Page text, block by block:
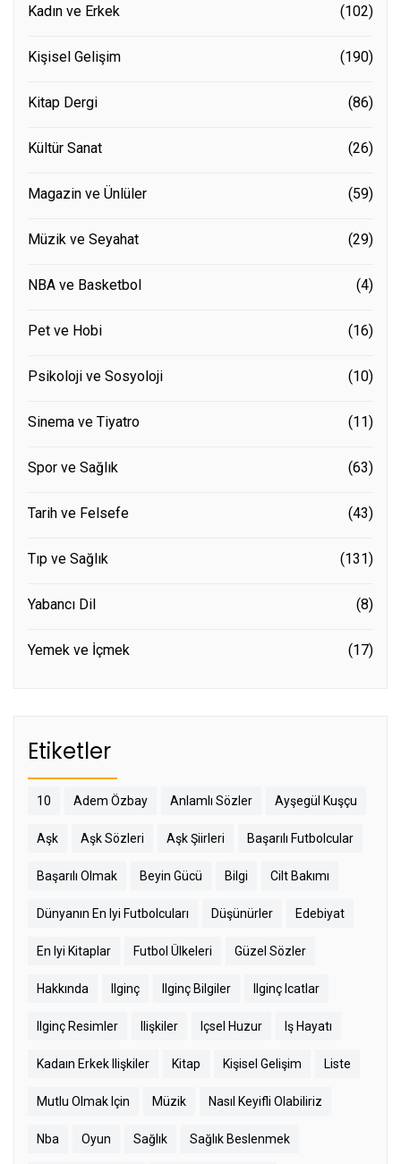
Kadın ve Erkek (102)
Kişisel Gelişim (190)
Kitap Dergi (86)
Kültür Sanat (26)
Magazin ve Ünlüler (59)
Müzik ve Seyahat (29)
NBA ve Basketbol (4)
Pet ve Hobi (16)
Psikoloji ve Sosyoloji (10)
Sinema ve Tiyatro (11)
Spor ve Sağlık (63)
Tarih ve Felsefe (43)
Tıp ve Sağlık (131)
Yabancı Dil (8)
Yemek ve İçmek (17)
Etiketler
10 Adem Özbay Anlamlı Sözler Ayşegül Kuşçu
Aşk Aşk Sözleri Aşk Şiirleri Başarılı Futbolcular
Başarılı Olmak Beyin Gücü Bilgi Cilt Bakımı
Dünyanın En Iyi Futbolcuları Düşünürler Edebiyat
En Iyi Kitaplar Futbol Ülkeleri Güzel Sözler
Hakkında Ilginç Ilginç Bilgiler Ilginç Icatlar
Ilginç Resimler Ilişkiler Içsel Huzur Iş Hayatı
Kadaın Erkek Ilişkiler Kitap Kişisel Gelişim Liste
Mutlu Olmak Için Müzik Nasıl Keyifli Olabiliriz
Nba Oyun Sağlık Sağlık Beslenmek